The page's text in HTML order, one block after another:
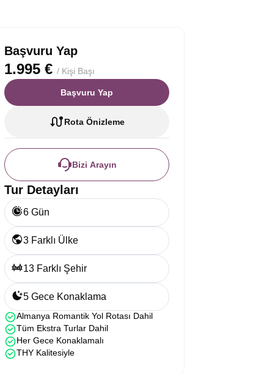
Başvuru Yap
1.995 € / Kişi Başı
Başvuru Yap
Rota Önizleme
Bizi Arayın
Tur Detayları
6 Gün
3 Farklı Ülke
13 Farklı Şehir
5 Gece Konaklama
Almanya Romantik Yol Rotası Dahil
Tüm Ekstra Turlar Dahil
Her Gece Konaklamalı
THY Kalitesiyle